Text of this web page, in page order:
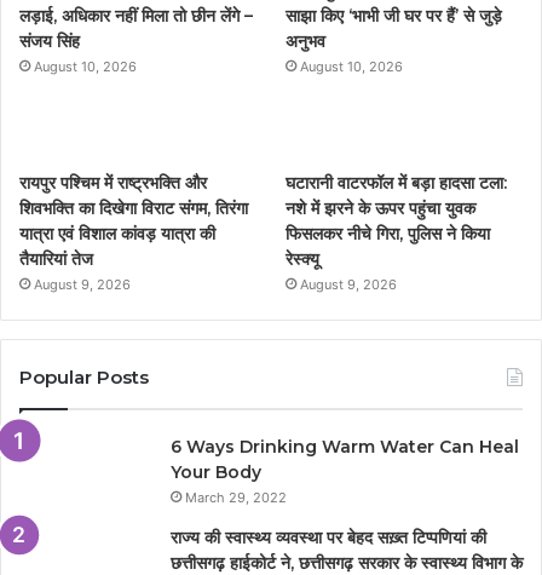
e
लड़ाई, अधिकार नहीं मिला तो छीन लेंगे –
संजय सिंह
August 10, 2026
साझा किए ‘भाभी जी घर पर हैं’ से जुड़े
अनुभव
August 10, 2026
रायपुर पश्चिम में राष्ट्रभक्ति और
शिवभक्ति का दिखेगा विराट संगम, तिरंगा
यात्रा एवं विशाल कांवड़ यात्रा की
तैयारियां तेज
August 9, 2026
घटारानी वाटरफॉल में बड़ा हादसा टला:
नशे में झरने के ऊपर पहुंचा युवक
फिसलकर नीचे गिरा, पुलिस ने किया
रेस्क्यू
August 9, 2026
Popular Posts
6 Ways Drinking Warm Water Can Heal
Your Body
March 29, 2022
राज्य की स्वास्थ्य व्यवस्था पर बेहद सख़्त टिप्पणियां की
छत्तीसगढ़ हाईकोर्ट ने, छत्तीसगढ़ सरकार के स्वास्थ्य विभाग के